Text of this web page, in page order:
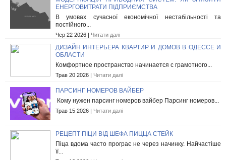
ЕНЕРГОВИТРАТИ ПІДПРИЄМСТВА
В умовах сучасної економічної нестабільності та
постійного...
Чер 22 2026 | Читати далі
ДИЗАЙН ИНТЕРЬЕРА КВАРТИР И ДОМОВ В ОДЕССЕ И
ОБЛАСТИ
Комфортное пространство начинается с грамотного...
Трав 20 2026 | Читати далі
ПАРСИНГ НОМЕРОВ ВАЙБЕР
Кому нужен парсинг номеров вайбер Парсинг номеров...
Трав 15 2026 | Читати далі
РЕЦЕПТ ПІЦИ ВІД ШЕФА ПИЦЦА СТЕЙК
Піца вдома часто програє не через начинку. Найчастіше
її...